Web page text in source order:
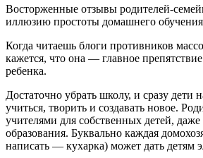
Восторженные отзывы родителей-
иллюзию простоты домашнего
Когда читаешь блоги противников
кажется, что она — главное
ребенка.
Достаточно убрать школу, и сразу дети
учиться, творить и создавать новое.
учителями для собственных детей,
образования. Буквально каждая
написать — кухарка) может дать детям